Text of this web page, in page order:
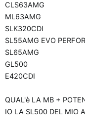
e
CLS63AMG
ML63AMG
SLK320CDI
SL55AMG EVO
SL65AMG
GL500
E420CDI
QUAL'è LA MB +
IO LA SL500 DEL MIO